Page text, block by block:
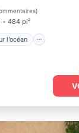
)
484 pi²
l’océan
Vue